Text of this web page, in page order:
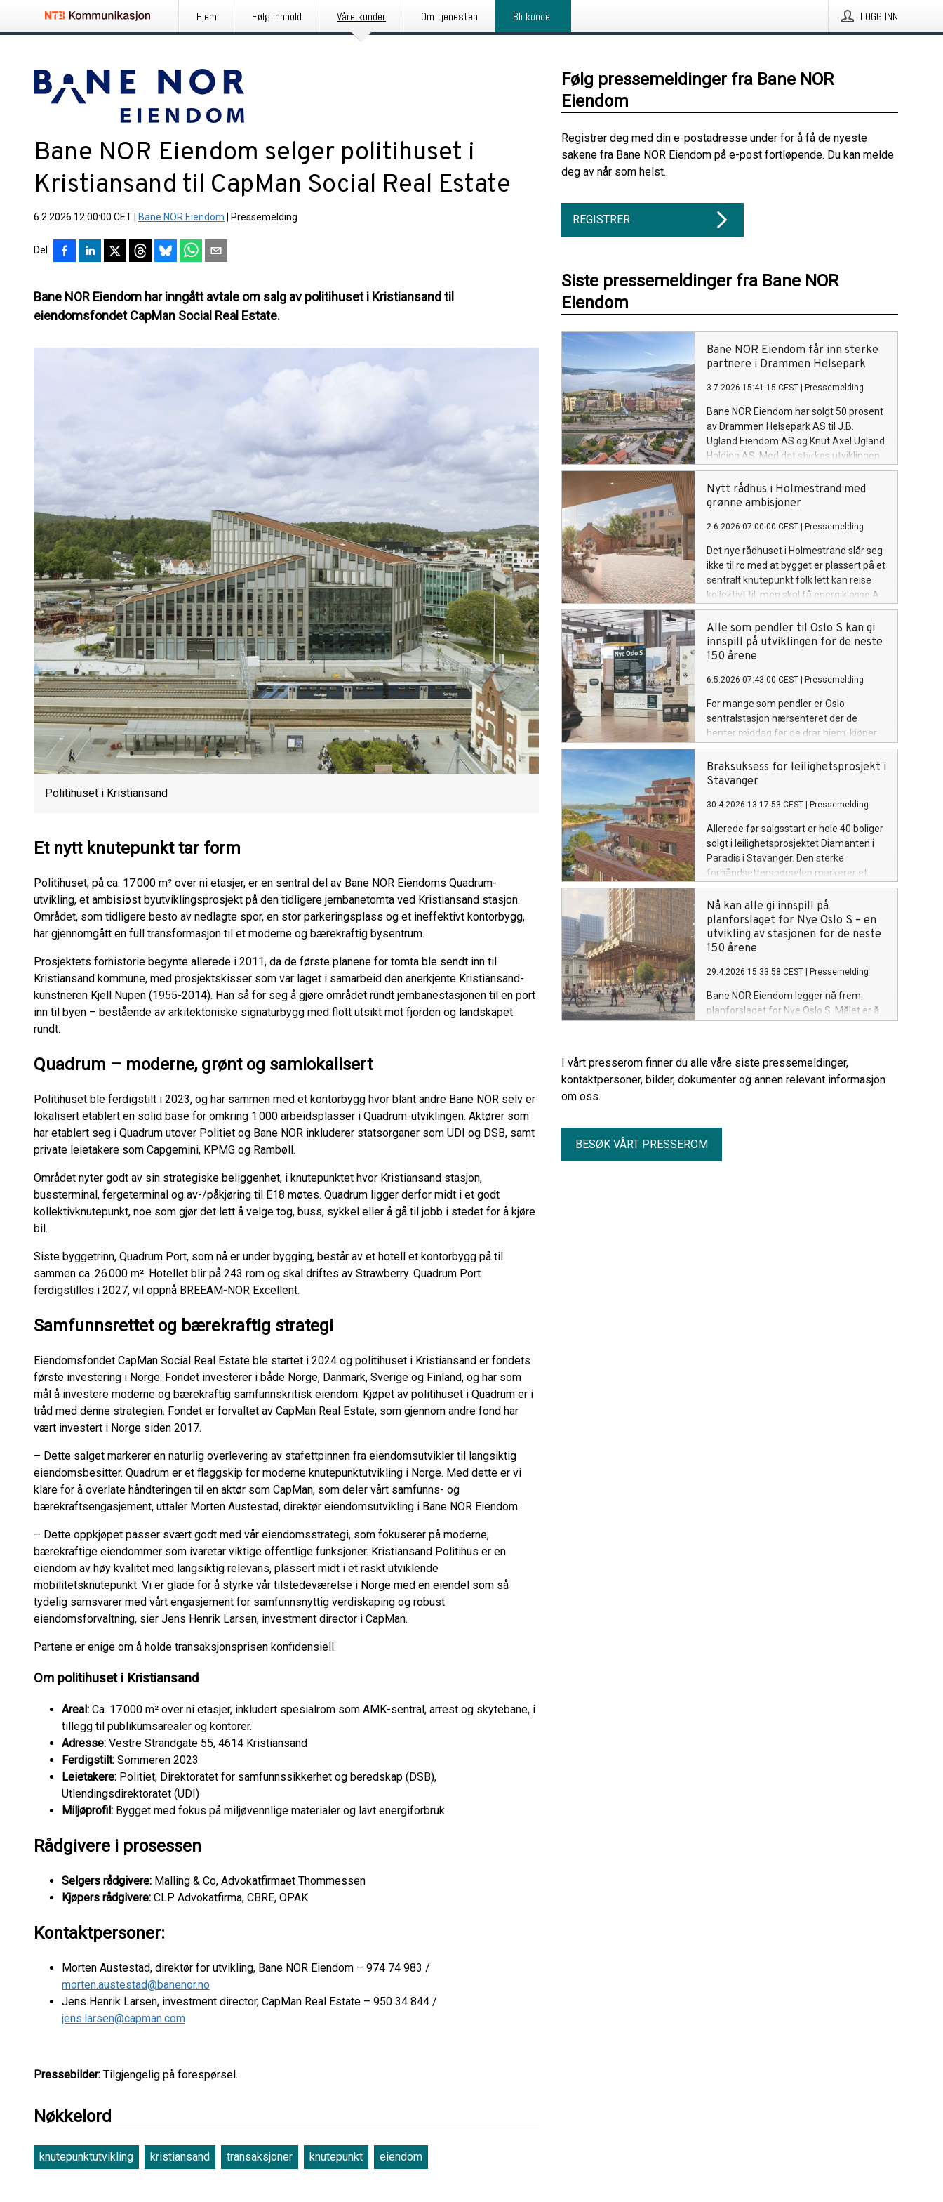
Hjem Følg innhold Våre kunder Om tjenesten Bli kunde LOGG INN
Bane NOR Eiendom selger politihuset i
Kristiansand til CapMan Social Real Estate
6.2.2026 12:00:00 CET Bane NOR Eiendom Pressemelding
Del
Bane NOR Eiendom har inngått avtale om salg av politihuset i Kristiansand til
eiendomsfondet CapMan Social Real Estate.
Politihuset i Kristiansand
Et nytt knutepunkt tar form
Politihuset, på ca. 17 000 m² over ni etasjer, er en sentral del av Bane NOR Eiendoms Quadrum-
utvikling, et ambisiøst byutviklingsprosjekt på den tidligere jernbanetomta ved Kristiansand stasjon.
Området, som tidligere besto av nedlagte spor, en stor parkeringsplass og et ineffektivt kontorbygg,
har gjennomgått en full transformasjon til et moderne og bærekraftig bysentrum.
Prosjektets forhistorie begynte allerede i 2011, da de første planene for tomta ble sendt inn til
Kristiansand kommune, med prosjektskisser som var laget i samarbeid den anerkjente Kristiansand-
kunstneren Kjell Nupen (1955-2014). Han så for seg å gjøre området rundt jernbanestasjonen til en port
inn til byen – bestående av arkitektoniske signaturbygg med flott utsikt mot fjorden og landskapet
rundt.
Quadrum – moderne, grønt og samlokalisert
Politihuset ble ferdigstilt i 2023, og har sammen med et kontorbygg hvor blant andre Bane NOR selv er
lokalisert etablert en solid base for omkring 1 000 arbeidsplasser i Quadrum-utviklingen. Aktører som
har etablert seg i Quadrum utover Politiet og Bane NOR inkluderer statsorganer som UDI og DSB, samt
private leietakere som Capgemini, KPMG og Rambøll.
Området nyter godt av sin strategiske beliggenhet, i knutepunktet hvor Kristiansand stasjon,
bussterminal, fergeterminal og av-/påkjøring til E18 møtes. Quadrum ligger derfor midt i et godt
kollektivknutepunkt, noe som gjør det lett å velge tog, buss, sykkel eller å gå til jobb i stedet for å kjøre
bil.
Siste byggetrinn, Quadrum Port, som nå er under bygging, består av et hotell et kontorbygg på til
sammen ca. 26 000 m². Hotellet blir på 243 rom og skal driftes av Strawberry. Quadrum Port
ferdigstilles i 2027, vil oppnå BREEAM-NOR Excellent.
Samfunnsrettet og bærekraftig strategi
Eiendomsfondet CapMan Social Real Estate ble startet i 2024 og politihuset i Kristiansand er fondets
første investering i Norge. Fondet investerer i både Norge, Danmark, Sverige og Finland, og har som
mål å investere moderne og bærekraftig samfunnskritisk eiendom. Kjøpet av politihuset i Quadrum er i
tråd med denne strategien. Fondet er forvaltet av CapMan Real Estate, som gjennom andre fond har
vært investert i Norge siden 2017.
– Dette salget markerer en naturlig overlevering av stafettpinnen fra eiendomsutvikler til langsiktig
eiendomsbesitter. Quadrum er et flaggskip for moderne knutepunktutvikling i Norge. Med dette er vi
klare for å overlate håndteringen til en aktør som CapMan, som deler vårt samfunns- og
bærekraftsengasjement, uttaler Morten Austestad, direktør eiendomsutvikling i Bane NOR Eiendom.
– Dette oppkjøpet passer svært godt med vår eiendomsstrategi, som fokuserer på moderne,
bærekraftige eiendommer som ivaretar viktige offentlige funksjoner. Kristiansand Politihus er en
eiendom av høy kvalitet med langsiktig relevans, plassert midt i et raskt utviklende
mobilitetsknutepunkt. Vi er glade for å styrke vår tilstedeværelse i Norge med en eiendel som så
tydelig samsvarer med vårt engasjement for samfunnsnyttig verdiskaping og robust
eiendomsforvaltning, sier Jens Henrik Larsen, investment director i CapMan.
Partene er enige om å holde transaksjonsprisen konfidensiell.
Om politihuset i Kristiansand
Areal: Ca. 17 000 m² over ni etasjer, inkludert spesialrom som AMK-sentral, arrest og skytebane, i
tillegg til publikumsarealer og kontorer.
Adresse: Vestre Strandgate 55, 4614 Kristiansand
Ferdigstilt: Sommeren 2023
Leietakere: Politiet, Direktoratet for samfunnssikkerhet og beredskap (DSB),
Utlendingsdirektoratet (UDI)
Miljøprofil: Bygget med fokus på miljøvennlige materialer og lavt energiforbruk.
Rådgivere i prosessen
Selgers rådgivere: Malling & Co, Advokatfirmaet Thommessen
Kjøpers rådgivere: CLP Advokatfirma, CBRE, OPAK
Kontaktpersoner:
Morten Austestad, direktør for utvikling, Bane NOR Eiendom – 974 74 983 /
morten.austestad@banenor.no
Jens Henrik Larsen, investment director, CapMan Real Estate – 950 34 844 /
jens.larsen@capman.com
Pressebilder: Tilgjengelig på forespørsel.
Nøkkelord
knutepunktutvikling kristiansand transaksjoner knutepunkt eiendom
Følg pressemeldinger fra Bane NOR
Eiendom
Registrer deg med din e-postadresse under for å få de nyeste
sakene fra Bane NOR Eiendom på e-post fortløpende. Du kan melde
deg av når som helst.
REGISTRER
Siste pressemeldinger fra Bane NOR
Eiendom
Bane NOR Eiendom får inn sterke
partnere i Drammen Helsepark
3.7.2026 15:41:15 CEST Pressemelding
Bane NOR Eiendom har solgt 50 prosent
av Drammen Helsepark AS til J.B.
Ugland Eiendom AS og Knut Axel Ugland
Holding AS. Med det styrkes utviklingen
av et av Norges mest ambisiøse helse-
og byutviklingsprosjekter.
Nytt rådhus i Holmestrand med
grønne ambisjoner
2.6.2026 07:00:00 CEST Pressemelding
Det nye rådhuset i Holmestrand slår seg
ikke til ro med at bygget er plassert på et
sentralt knutepunkt folk lett kan reise
kollektivt til, men skal få energiklasse A,
oppfylle EUs taksonomi og ha solceller
på taket. Før det er ferdig har prosjektet
fått midlertidig prosjekteringssertifikat
for BREEAM Very Good.
Alle som pendler til Oslo S kan gi
innspill på utviklingen for de neste
150 årene
6.5.2026 07:43:00 CEST Pressemelding
For mange som pendler er Oslo
sentralstasjon nærsenteret der de
henter middag før de drar hjem, kjøper
en gave eller plukker med seg og
blomster og en flaske vin til helgen. Nå
kan alle som pendler si sin mening om
Bane NOR Eiendoms planforslag for Nye
Braksuksess for leilighetsprosjekt i
Stavanger
30.4.2026 13:17:53 CEST Pressemelding
Allerede før salgsstart er hele 40 boliger
solgt i leilighetsprosjektet Diamanten i
Paradis i Stavanger. Den sterke
forhåndsetterspørselen markerer et
nytt steg i den langsiktige
transformasjonen av tidligere
jernbanearealer til en attraktiv, urban
bydel tett på kollektivknutepunkt og
sentrum.
Nå kan alle gi innspill på
planforslaget for Nye Oslo S – en
utvikling av stasjonen for de neste
150 årene
29.4.2026 15:33:58 CEST Pressemelding
Bane NOR Eiendom legger nå frem
planforslaget for Nye Oslo S. Målet er å
effektiv og attraktiv sentralstasjon – og
et bedre sted for hele Oslo.
I vårt presserom finner du alle våre siste pressemeldinger,
kontaktpersoner, bilder, dokumenter og annen relevant informasjon
om oss.
BESØK VÅRT PRESSEROM